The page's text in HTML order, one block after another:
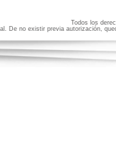
Todos los
De no existir previa autorización,